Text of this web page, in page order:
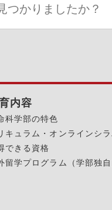
内容
科学部の特色
キュラム・オンラインシラ
できる資格
留学プログラム（学部独自